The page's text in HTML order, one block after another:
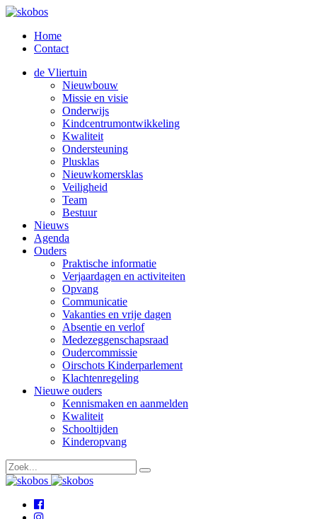
Home
Contact
de Vliertuin
Nieuwbouw
Missie en visie
Onderwijs
Kindcentrumontwikkeling
Kwaliteit
Ondersteuning
Plusklas
Nieuwkomersklas
Veiligheid
Team
Bestuur
Nieuws
Agenda
Ouders
Praktische informatie
Verjaardagen en activiteiten
Opvang
Communicatie
Vakanties en vrije dagen
Absentie en verlof
Medezeggenschapsraad
Oudercommissie
Oirschots Kinderparlement
Klachtenregeling
Nieuwe ouders
Kennismaken en aanmelden
Kwaliteit
Schooltijden
Kinderopvang